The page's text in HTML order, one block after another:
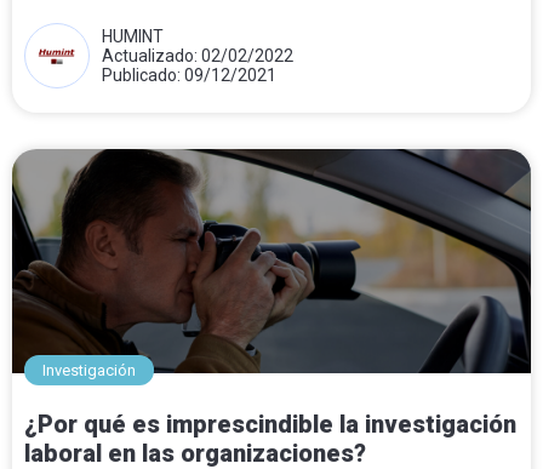
HUMINT
Actualizado: 02/02/2022
Publicado: 09/12/2021
Investigación
¿Por qué es imprescindible la investigación
laboral en las organizaciones?